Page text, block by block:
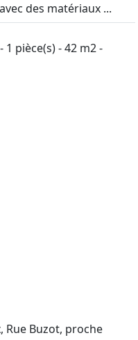
des matériaux ...
Rue Buzot, proche